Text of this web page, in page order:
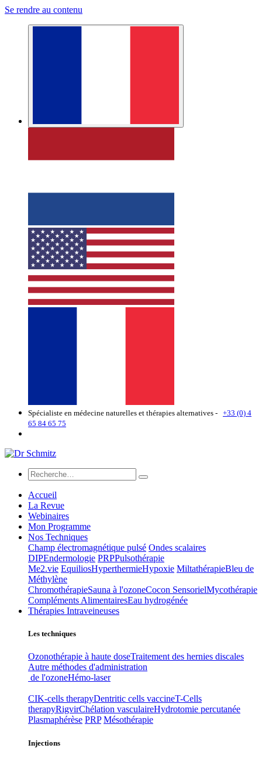
Se rendre au contenu
Spécialiste en médecine naturelles et thérapies alternatives - +33 (0) 4
65 84 65 75
Accueil
La Revue
Webinaires
Mon Programme
Nos Techniques
Champ électromagnétique pulsé Ondes scalaires
DIPEndermologie PRPPulsothérapie
Me2.vie EquiliosHyperthermieHypoxie MiltathérapieBleu de
Méthylène
ChromothérapieSauna à l'ozoneCocon SensorielMycothérapie
Compléments AlimentairesEau hydrogénée
Thérapies Intraveineuses
Les techniques
Ozonothérapie à haute doseTraitement des hernies discales
Autre méthodes d'administration
de l'ozoneHémo-laser
CIK-cells therapyDentritic cells vaccineT-Cells
therapyRigvirChélation vasculaireHydrotomie percutanée
Plasmaphérèse PRP Mésothérapie
Injections